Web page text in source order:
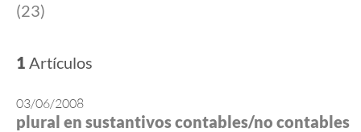
(23)
1 Artículos
03/06/2008
plural en sustantivos contables/no contables